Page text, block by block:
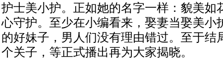
护士美小护。正如她的名字一样：貌美如
心守护。至少在小编看来，娶妻当娶美小
的好妹子，男人们没有理由错过。至于结
个关子，等正式播出再为大家揭晓。